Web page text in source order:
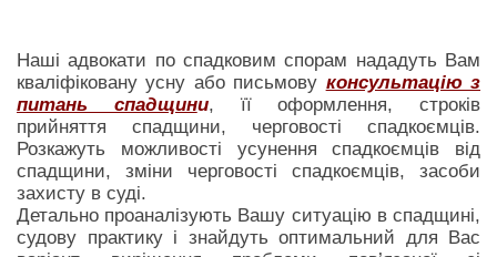
Наші адвокати по спадковим спорам нададуть Вам
кваліфіковану усну або письмову консультацію з
питань спадщини, її оформлення, строків
прийняття спадщини, черговості спадкоємців.
Розкажуть можливості усунення спадкоємців від
спадщини, зміни черговості спадкоємців, засоби
захисту в суді.
Детально проаналізують Вашу ситуацію в спадщині,
судову практику і знайдуть оптимальний для Вас